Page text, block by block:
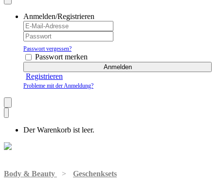
Anmelden/Registrieren
Passwort vergessen?
Passwort merken
Anmelden
Registrieren
Probleme mit der Anmeldung?
Der Warenkorb ist leer.
Body & Beauty > Geschenksets